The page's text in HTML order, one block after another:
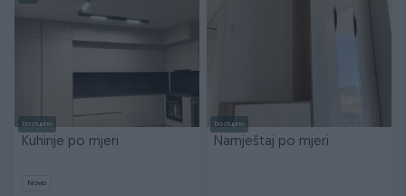
Dostupno
Kuhinje po mjeri
Novo
Dostupno
Namještaj po mjeri